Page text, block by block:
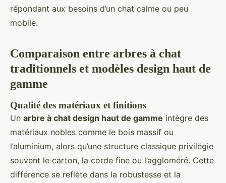
répondant aux besoins d’un chat calme ou peu
mobile.
Comparaison entre arbres à chat
traditionnels et modèles design haut de
gamme
Qualité des matériaux et finitions
Un arbre à chat design haut de gamme intègre des
matériaux nobles comme le bois massif ou
l’aluminium, alors qu’une structure classique privilégie
souvent le carton, la corde fine ou l’aggloméré. Cette
différence se reflète dans la robustesse et la